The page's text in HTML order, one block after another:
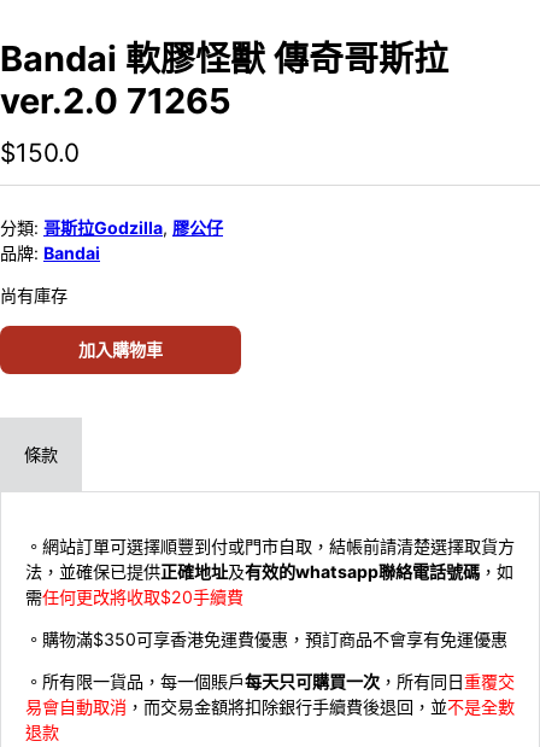
Bandai 軟膠怪獸 傳奇哥斯拉
ver.2.0 71265
$150.0
分類: 哥斯拉Godzilla, 膠公仔
品牌: Bandai
尚有庫存
加入購物車
條款
。網站訂單可選擇順豐到付或門市自取，結帳前請清楚選擇取貨方
法，並確保已提供正確地址及有效的whatsapp聯絡電話號碼 ，如
需任何更改將收取$20手續費
。購物滿$350可享香港免運費優惠，預訂商品不會享有免運優惠
。所有限一貨品，每一個賬戶每天只可購買一次 ，所有同日重覆交
易會自動取消 ，而交易金額將扣除銀行手續費後退回，並不是全數
退款